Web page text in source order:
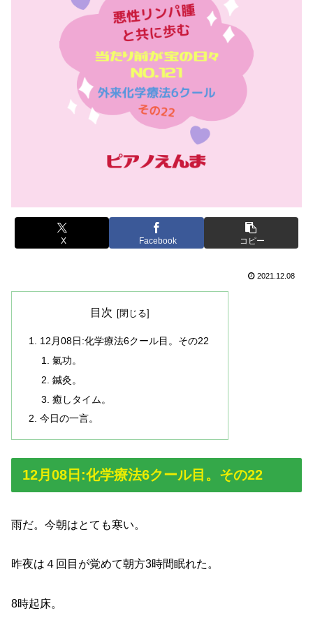
X Facebook コピー
2021.12.08
目次
12月08日:化学療法6クール目。その22
氣功。
鍼灸。
癒しタイム。
今日の一言。
12月08日:化学療法6クール目。その22
雨だ。今朝はとても寒い。
昨夜は４回目が覚めて朝方3時間眠れた。
8時起床。